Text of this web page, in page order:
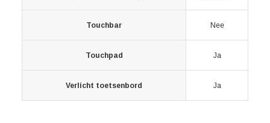
Touchbar Nee
Touchpad Ja
Verlicht toetsenbord Ja